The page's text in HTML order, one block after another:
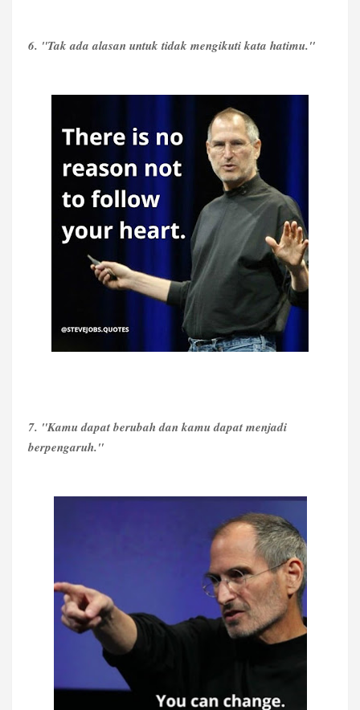
6. "Tak ada alasan untuk tidak mengikuti kata hatimu."
7. "Kamu dapat berubah dan kamu dapat menjadi
berpengaruh."